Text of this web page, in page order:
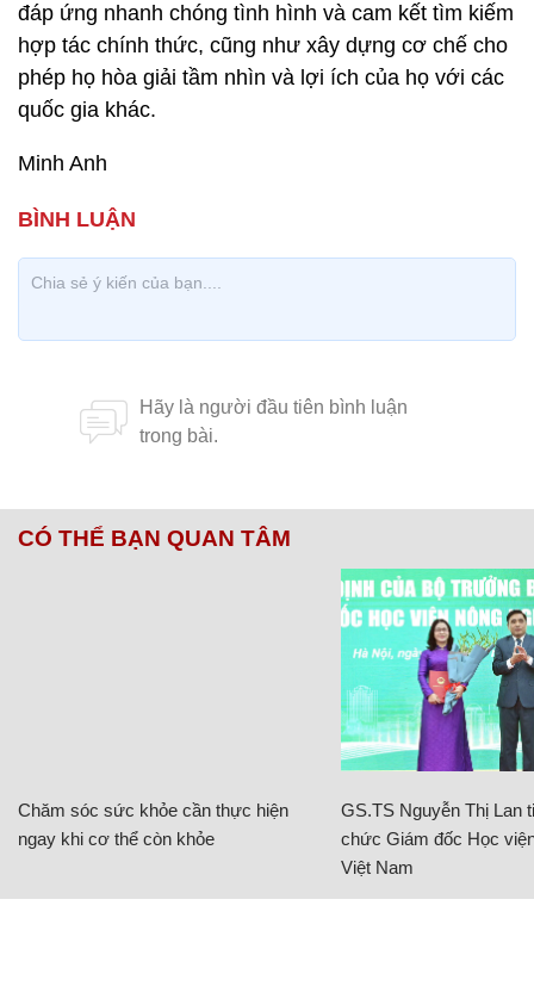
đáp ứng nhanh chóng tình hình và cam kết tìm kiếm
hợp tác chính thức, cũng như xây dựng cơ chế cho
phép họ hòa giải tầm nhìn và lợi ích của họ với các
quốc gia khác.
Minh Anh
CÓ THỂ BẠN QUAN TÂM
Chăm sóc sức khỏe cần thực hiện
ngay khi cơ thể còn khỏe
GS.TS Nguyễn Thị Lan
chức Giám đốc Học
Việt Nam